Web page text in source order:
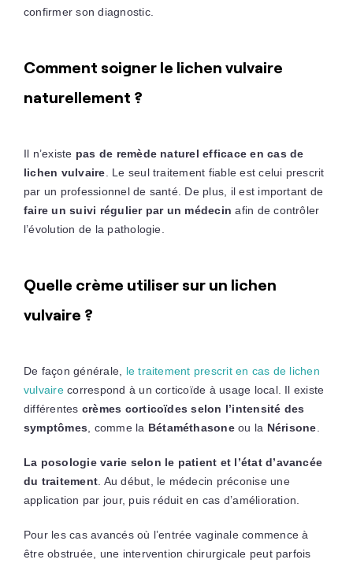
confirmer son diagnostic.
Comment soigner le lichen vulvaire
naturellement ?
Il n’existe pas de remède naturel efficace en cas de
lichen vulvaire . Le seul traitement fiable est celui prescrit
par un professionnel de santé. De plus, il est important de
faire un suivi régulier par un médecin afin de contrôler
l’évolution de la pathologie.
Quelle crème utiliser sur un lichen
vulvaire ?
De façon générale, le traitement prescrit en cas de lichen
vulvairecorrespond à un corticoïde à usage local. Il existe
différentes crèmes corticoïdes selon l’intensité des
symptômes , comme la Bétaméthasoneou la Nérisone
La posologie varie selon le patient et l’état d’avancée
du traitement . Au début, le médecin préconise une
application par jour, puis réduit en cas d’amélioration.
Pour les cas avancés où l’entrée vaginale commence à
être obstruée, une intervention chirurgicale peut parfois